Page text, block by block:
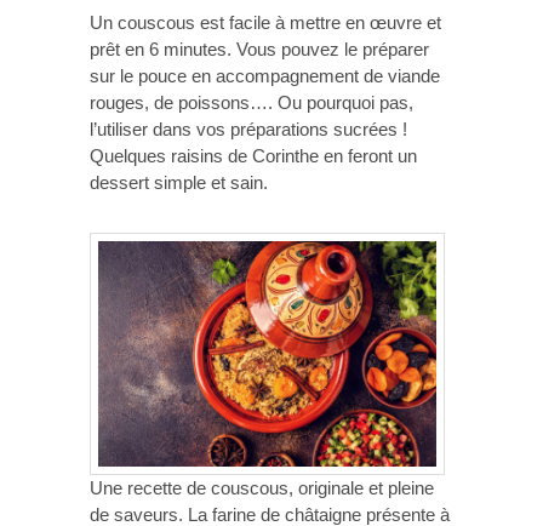
Un couscous est facile à mettre en œuvre et
prêt en 6 minutes. Vous pouvez le préparer
sur le pouce en accompagnement de viande
rouges, de poissons…. Ou pourquoi pas,
l’utiliser dans vos préparations sucrées !
Quelques raisins de Corinthe en feront un
dessert simple et sain.
Une recette de couscous, originale et pleine
de saveurs. La farine de châtaigne présente à